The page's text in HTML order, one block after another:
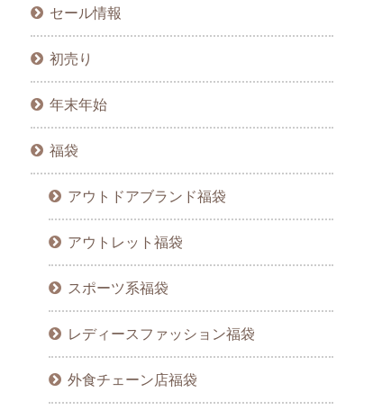
セール情報
初売り
年末年始
福袋
アウトドアブランド福袋
アウトレット福袋
スポーツ系福袋
レディースファッション福袋
外食チェーン店福袋